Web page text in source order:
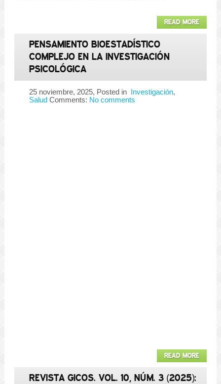
READ MORE
PENSAMIENTO BIOESTADÍSTICO
COMPLEJO EN LA INVESTIGACIÓN
PSICOLÓGICA
25 noviembre, 2025, Posted in Investigación,
Salud Comments: No comments
READ MORE
REVISTA GICOS. VOL. 10, NÚM. 3 (2025):